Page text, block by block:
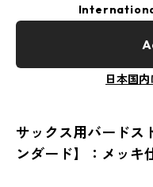
日本国
サックス用バードス
ンダード】：メッキ